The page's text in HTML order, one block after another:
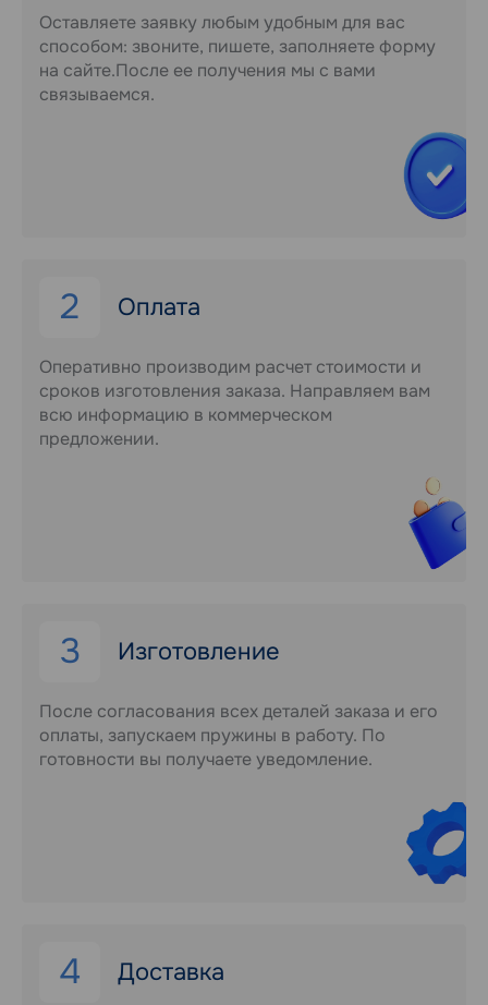
Оставляете заявку любым удобным для вас
способом: звоните, пишете, заполняете форму
на сайте.После ее получения мы с вами
связываемся.
2 Оплата
Оперативно производим расчет стоимости и
сроков изготовления заказа. Направляем вам
всю информацию в коммерческом
предложении.
3 Изготовление
После согласования всех деталей заказа и его
оплаты, запускаем пружины в работу. По
готовности вы получаете уведомление.
4 Доставка